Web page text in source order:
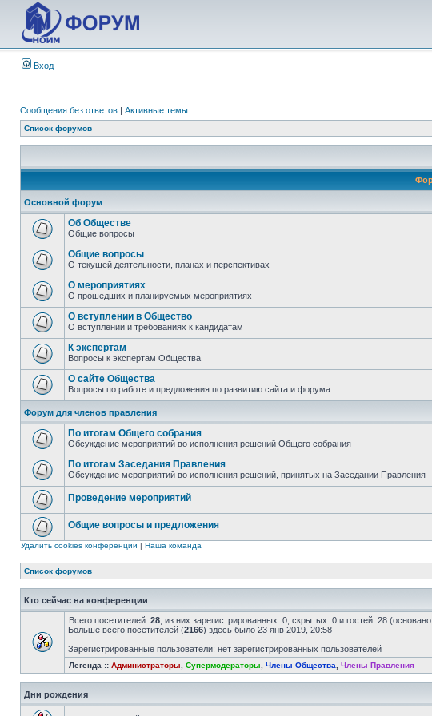
Вход
Сообщения без ответов | Активные темы
Список форумов
Основной форум
Об Обществе
Общие вопросы
Общие вопросы
О текущей деятельности, планах и перспективах
О мероприятиях
О прошедших и планируемых мероприятиях
О вступлении в Общество
О вступлении и требованиях к кандидатам
К экспертам
Вопросы к экспертам Общества
О сайте Общества
Вопросы по работе и предложения по развитию сайта и форума
Форум для членов правления
По итогам Общего собрания
Обсуждение мероприятий во исполнения решений Общего собрания
По итогам Заседания Правления
Обсуждение мероприятий во исполнения решений, принятых на Заседании Правления
Проведение мероприятий
Общие вопросы и предложения
Удалить cookies конференции | Наша команда
Список форумов
Кто сейчас на конференции
Всего посетителей: 28 , из них зарегистрированных: 0, скрытых: 0 и гостей: 28
Больше всего посетителей (2166) здесь было 23 янв 2019, 20:58
Зарегистрированные пользователи: нет зарегистрированных пользователей
Легенда :: Администраторы Супермодераторы Члены Общества Члены Правления
Дни рождения